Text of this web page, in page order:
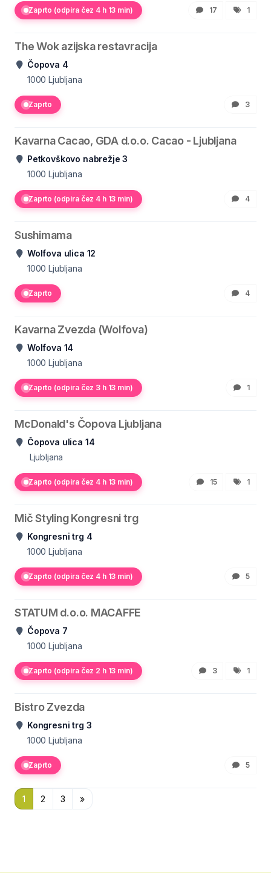
Zaprto (odpira čez 4 h 13 min) 17 1
The Wok azijska restavracija
Čopova 4
1000 Ljubljana
Zaprto 3
Kavarna Cacao, GDA d.o.o. Cacao - Ljubljana
Petkovškovo nabrežje 3
1000 Ljubljana
Zaprto (odpira čez 4 h 13 min) 4
Sushimama
Wolfova ulica 12
1000 Ljubljana
Zaprto 4
Kavarna Zvezda (Wolfova)
Wolfova 14
1000 Ljubljana
Zaprto (odpira čez 3 h 13 min) 1
McDonald's Čopova Ljubljana
Čopova ulica 14
Ljubljana
Zaprto (odpira čez 4 h 13 min) 15 1
Mič Styling Kongresni trg
Kongresni trg 4
1000 Ljubljana
Zaprto (odpira čez 4 h 13 min) 5
STATUM d.o.o. MACAFFE
Čopova 7
1000 Ljubljana
Zaprto (odpira čez 2 h 13 min) 3 1
Bistro Zvezda
Kongresni trg 3
1000 Ljubljana
Zaprto 5
1 2 3 »